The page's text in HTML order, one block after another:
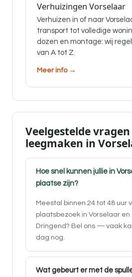
Verhuizingen Vorselaar
Verhuizen in of naar
transport tot volledige
dozen en montage: wij
van A tot Z.
Meer info →
Veelgestelde
leegmaken in
Hoe snel kunnen jullie in
plaatse zijn?
Meestal binnen 24 tot 48 uur
plaatsbezoek in Vorselaar en
Dringend? Bel ons — vaak
dag nog.
Wat gebeurt er met de